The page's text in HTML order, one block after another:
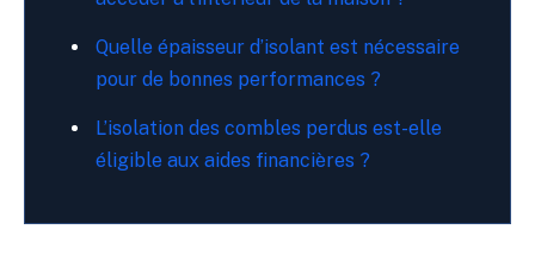
Quelle épaisseur d’isolant est nécessaire
pour de bonnes performances ?
L’isolation des combles perdus est-elle
éligible aux aides financières ?